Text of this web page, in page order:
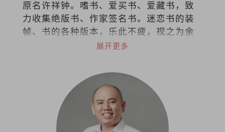
原名许祥钟。嗜书、爱买书、爱藏书，致
力收集绝版书、作家签名书。迷恋书的装
帧、书的各种版本，乐此不疲，视之为余
展开更多